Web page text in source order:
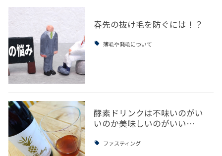
春先の抜け毛を防ぐには！？
薄毛や発毛について
酵素ドリンクは不味いのがい
いのか美味しいのがいい…
ファスティング